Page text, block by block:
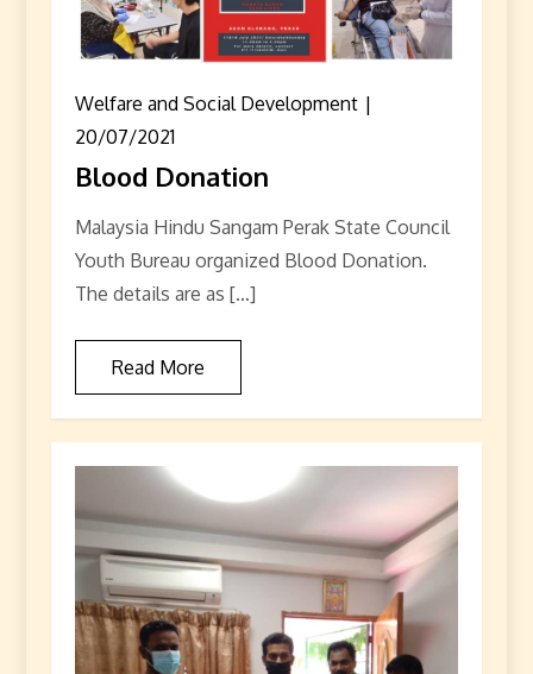
Welfare and Social Development
20/07/2021
Blood Donation
Malaysia Hindu Sangam Perak State Council
Youth Bureau organized Blood Donation.
The details are as […]
Read More